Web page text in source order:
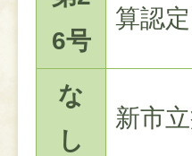
6号
算認
な
し
新市